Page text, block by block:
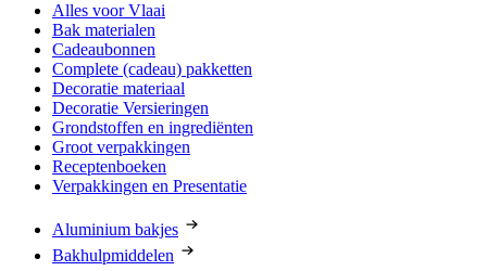
Alles voor Vlaai
Bak materialen
Cadeaubonnen
Complete (cadeau) pakketten
Decoratie materiaal
Decoratie Versieringen
Grondstoffen en ingrediënten
Groot verpakkingen
Receptenboeken
Verpakkingen en Presentatie
Aluminium bakjes
Bakhulpmiddelen